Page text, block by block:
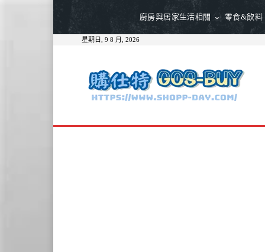
廚房與居家生活相關 零食&飲料
星期日, 9 8 月, 2026